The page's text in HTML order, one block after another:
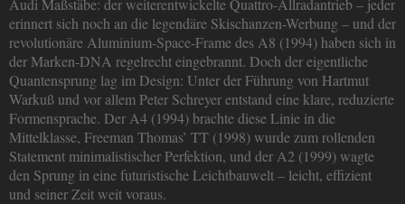
Audi Maßstäbe: der weiterentwickelte Quattro-Allradantrieb – jeder
erinnert sich noch an die legendäre Skischanzen-Werbung – und der
revolutionäre Aluminium-Space-Frame des A8 (1994) haben sich in
der Marken-DNA regelrecht eingebrannt. Doch der eigentliche
Quantensprung lag im Design: Unter der Führung von Hartmut
Warkuß und vor allem Peter Schreyer entstand eine klare, reduzierte
Formensprache. Der A4 (1994) brachte diese Linie in die
Mittelklasse, Freeman Thomas’ TT (1998) wurde zum rollenden
Statement minimalistischer Perfektion, und der A2 (1999) wagte
den Sprung in eine futuristische Leichtbauwelt – leicht, effizient
und seiner Zeit weit voraus.